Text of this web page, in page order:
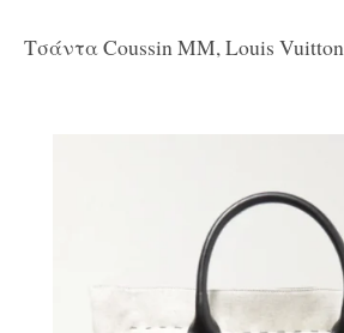
Τσάντα Coussin MM, Louis Vuitton